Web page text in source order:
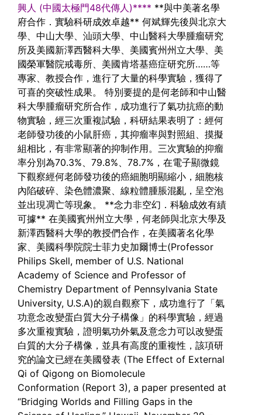
興人 (中國太極門48代傳人)**** **與中美著名學
府合作．實驗科研成效卓越** 何斌輝先後與北京大
學、中山大學、汕頭大學、中山醫科大學腫瘤研究
所及美國新澤西醫科大學、美國賓州州立大學、美
國榮軍醫院戒毒所、美國肯塔基癌症研究所……等
專家、教授合作，進行了大量的科學實驗，獲得了
可喜的突破性成果。
特別要提的是何老師和中山醫
科大學腫瘤研究所合作，成功進行了氣功抗癌的動
物實驗，經三次重複試驗，科研結果表明了：經何
老師發功後的小鼠肝癌，其抑瘤率與對照組、摸擬
組相比，有非常顯著的抑制作用。三次實驗的抑瘤
率分別為70.3%、79.8%、78.7%，在電子顯微鏡
下觀察經何老師發功後的癌細胞明顯縮小，細胞核
內陷破碎、染色體濃聚、線粒體腫脹混亂，呈空泡
並出現凋亡等現象。
**念力非空幻．科驗成效有績
可據** 在美國賓州州立大學，何老師與北京大學及
新澤西醫科大學的教授們合作，在美國著名化學
家、美國科學院院士菲力史加爾博士(Professor
Philips Skell, member of U.S. National
Academy of Science and Professor of
Chemistry Department of Pennsylvania State
University, U.S.A)的親自觀察下，成功進行了「氣
功意念改變蛋白質大分子構像」的科學實驗，經過
多次重複實驗，證明氣功外氣及意念力可以改變蛋
白質的大分子構像，並具有高度的重複性，該項研
究的論文已經在美國發表 (The Effect of External
Qi of Qigong on Biomolecule
Conformation (Report 3), a paper presented at
“Bridging Worlds and Filling Gaps in the